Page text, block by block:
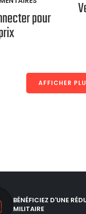
pour
AFFICHER
BÉNÉFICIEZ D'UNE
MILITAIRE